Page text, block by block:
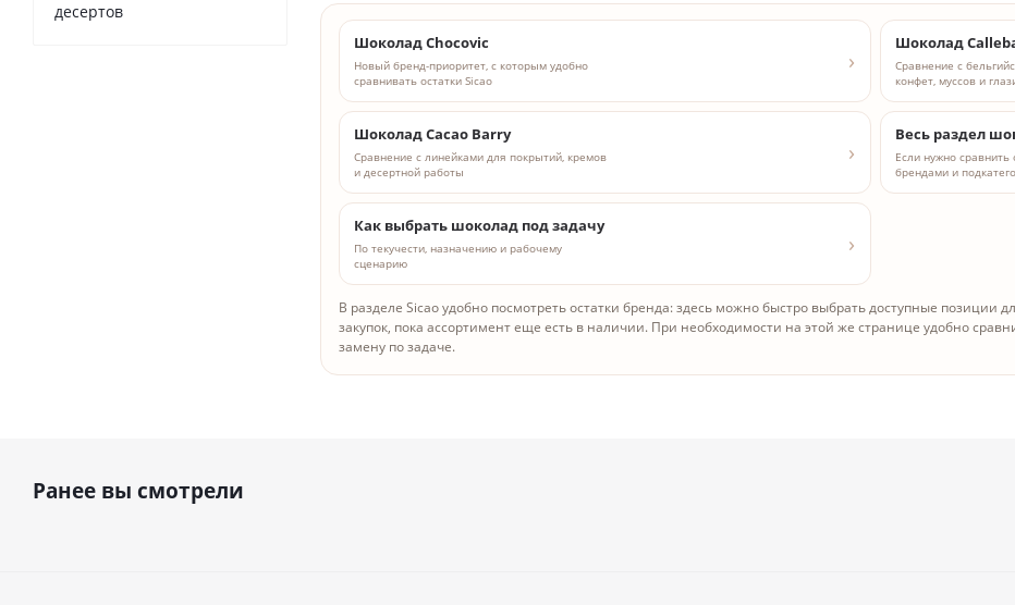
Шоколад Chocovic
Новый бренд-приоритет, с которым удобно
сравнивать остатки Sicao
Шоколад
Сравнение с
конфет, муссов и
Шоколад Cacao Barry
Сравнение с линейками для покрытий, кремов
и десертной работы
Весь раздел
Если нужно сравнить
брендами и
Как выбрать шоколад под задачу
По текучести, назначению и рабочему
сценарию
В разделе Sicao удобно посмотреть остатки бренда: здесь можно быстро выбрать доступные позиции
закупок, пока ассортимент еще есть в наличии. При необходимости на этой же странице удобно
замену по задаче.
десертов
Ранее вы смотрели